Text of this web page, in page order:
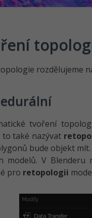
rozdělujeme
tvoření
to také nazývat
bude objekt
modelů. V
pro retopologii